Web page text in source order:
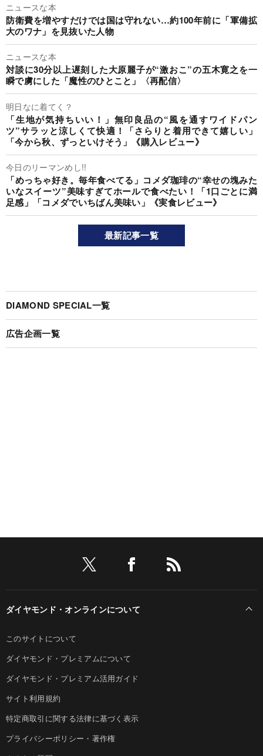
ニュースな本
防衛費を増やすだけでは国は守れない…約100年前に「軍備拡
大のワナ」を見抜いた人物
ニュースな本
対談に30分以上遅刻した大原麗子が“激おこ”の五木寛之を一
瞬で虜にした「魔性のひとこと」〈再配信〉
明日なに着てく？
「生地が気持ちいい！」無印良品の“風を通すワイドパン
ツ”サラッと涼しくて快適！「さらりと着用できて嬉しい」
「今から秋、ずっといけそう」《購入レビュー》
今日のリーマンめし!!
「めっちゃ好き。毎年食べてる」コメダ珈琲の“幸せの塊みた
いなスイーツ”美味すぎてホールで食べたい！「1口ごとに満
足感」「コメダでいちばん美味い」《実食レビュー》
最新記事一覧
DIAMOND SPECIAL一覧
広告企画一覧
ダイヤモンド・オンラインについて
このサイトについて
ダイヤモンド・プレミアムについて
ダイヤモンド・プレミアム活用ガイド
サイト利用規約
特定商取引に関する法律に基づく表示
プライバシーポリシー・著作権